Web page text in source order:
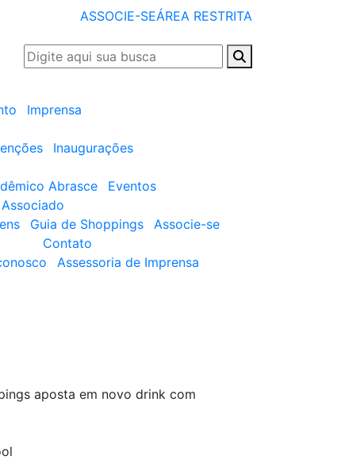
ASSOCIE-SEÁREA RESTRITA
Imprensa
Inaugurações
Abrasce
Eventos
Guia de Shoppings
Associe-se
Contato
Assessoria de Imprensa
aposta em novo drink com